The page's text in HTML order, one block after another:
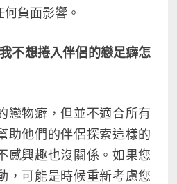
負面影響。
不想捲入伴侶的戀足癖怎
戀物癖，但並不適合所有
助他們的伴侶探索這樣的
感興趣也沒關係。如果您
，可能是時候重新考慮您